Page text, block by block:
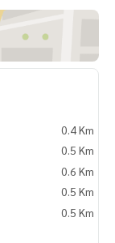
0.4 Km
0.5 Km
0.6 Km
0.5 Km
0.5 Km